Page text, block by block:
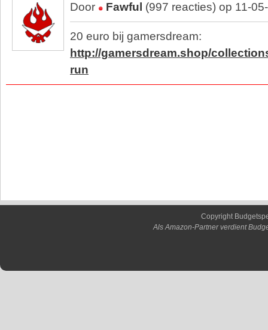
Door Fawful (997 reacties) op 11-
20 euro bij gamersdream:
http://gamersdream.shop/
run
Copyright
Als Amazon-Partner verdient